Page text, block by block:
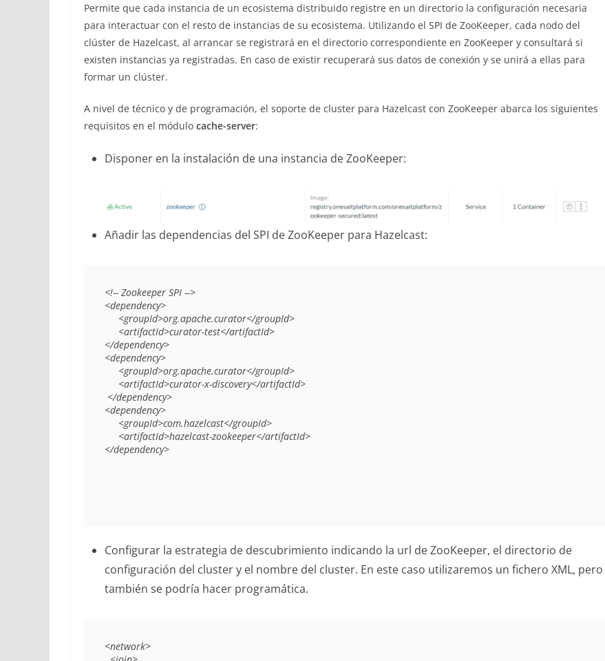
Permite que cada instancia de un ecosistema distribuido registre en un directorio la configuración necesaria
para interactuar con el resto de instancias de su ecosistema. Utilizando el SPI de ZooKeeper, cada nodo del
clúster de Hazelcast, al arrancar se registrará en el directorio correspondiente en ZooKeeper y consultará si
existen instancias ya registradas. En caso de existir recuperará sus datos de conexión y se unirá a ellas para
formar un clúster.
A nivel de técnico y de programación, el soporte de cluster para Hazelcast con ZooKeeper abarca los siguientes
requisitos en el módulo cache-server:
Disponer en la instalación de una instancia de ZooKeeper:
Añadir las dependencias del SPI de ZooKeeper para Hazelcast:
<!-- Zookeeper SPI -->
<dependency>
</dependency>
<dependency>
<dependency>
</dependency>
Configurar la estrategia de descubrimiento indicando la url de ZooKeeper, el directorio de
configuración del cluster y el nombre del cluster. En este caso utilizaremos un fichero XML, pero
también se podría hacer programática.
<network>